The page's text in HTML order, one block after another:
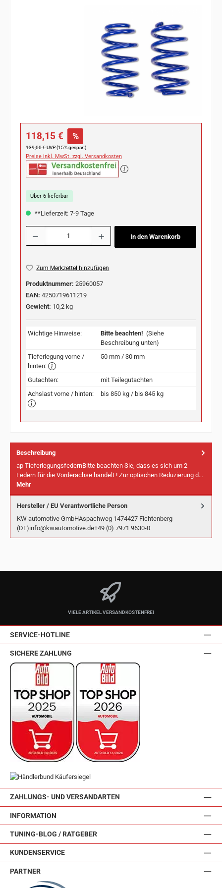
Verkaufspreis:
118,15 € %
Regulärer Preis:
139,00 €UVP (15% gespart)
Preise inkl. MwSt. zzgl. Versandkosten
Über 6 lieferbar
**Lieferzeit: 7-9 Tage
Produkt Anzahl: Gib den gewünschten Wert ein oder benutze die Schaltflächen
In den Warenkorb
Zum Merkzettel hinzufügen
Produktnummer: 25960057
EAN: 4250719611219
Gewicht: 10,2 kg
Wichtige Hinweise: Bitte beachten! (Siehe
Beschreibung unten)
Tieferlegung vorne /
hinten:
50 mm / 30 mm
Gutachten:
mit Teilegutachten
Achslast vorne / hinten:
bis 850 kg / bis 845 kg
Beschreibung
ap TieferlegungsfedernBitte beachten Sie, dass es sich um 2
Federn für die Vorderachse handelt ! Zur optischen Reduzierung d…
Mehr
Hersteller / EU Verantwortliche Person
KW automotive GmbHAspachweg 1474427 Fichtenberg
(DE)info@kwautomotive.de+49 (0) 7971 9630-0
VIELE ARTIKEL VERSANDKOSTENFREI
SERVICE-HOTLINE
ZAHLUNGS- UND VERSANDARTEN
INFORMATION
TUNING-BLOG / RATGEBER
KUNDENSERVICE
SICHERE ZAHLUNG
PARTNER